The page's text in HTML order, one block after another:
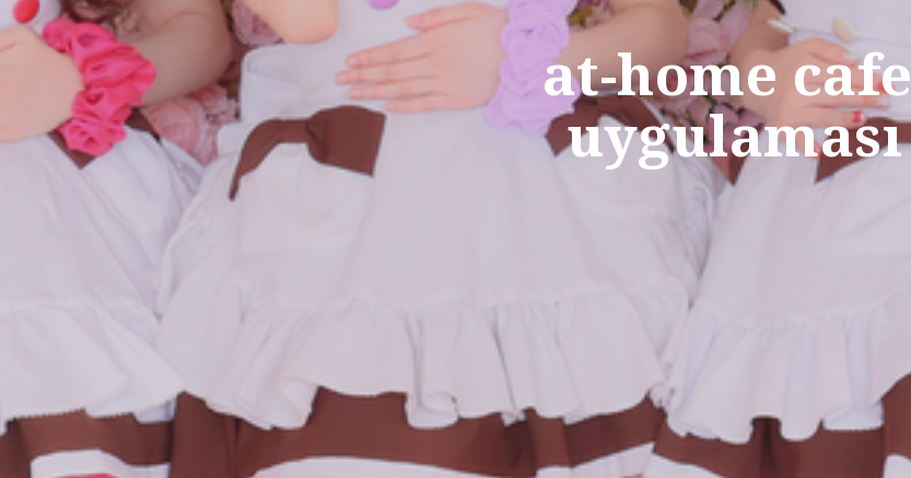
at-home cafe
uygulaması